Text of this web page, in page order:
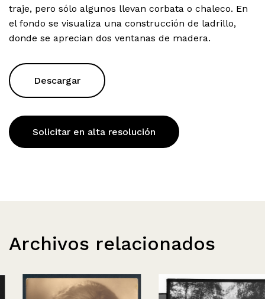
traje, pero sólo algunos llevan corbata o chaleco. En
el fondo se visualiza una construcción de ladrillo,
donde se aprecian dos ventanas de madera.
Descargar
Solicitar en alta resolución
Archivos relacionados